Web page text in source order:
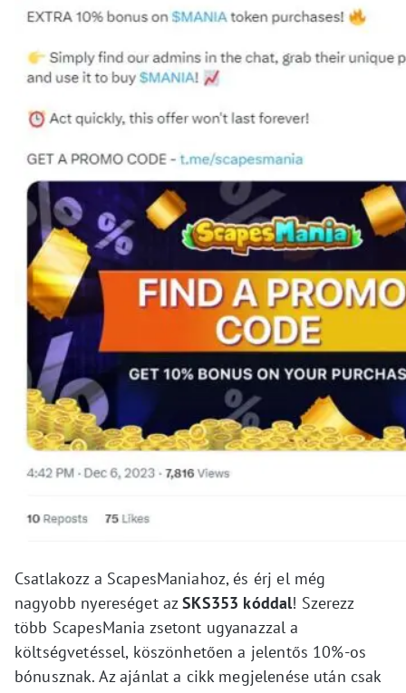
Csatlakozz a ScapesManiahoz, és érj el még
nagyobb nyereséget azSKS353 kóddal! Szerezz
több ScapesMania zsetont ugyanazzal a
költségvetéssel, köszönhetően a jelentős 10%-os
bónusznak. Az ajánlat a cikk megjelenése után csak